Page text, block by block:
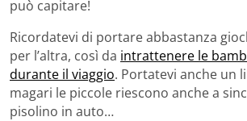
può capitare!
Ricordatevi di portare abbastanza
per l’altra, così da intrattenere le
durante il viaggio. Portatevi anche un
magari le piccole riescono anche a
pisolino in auto…